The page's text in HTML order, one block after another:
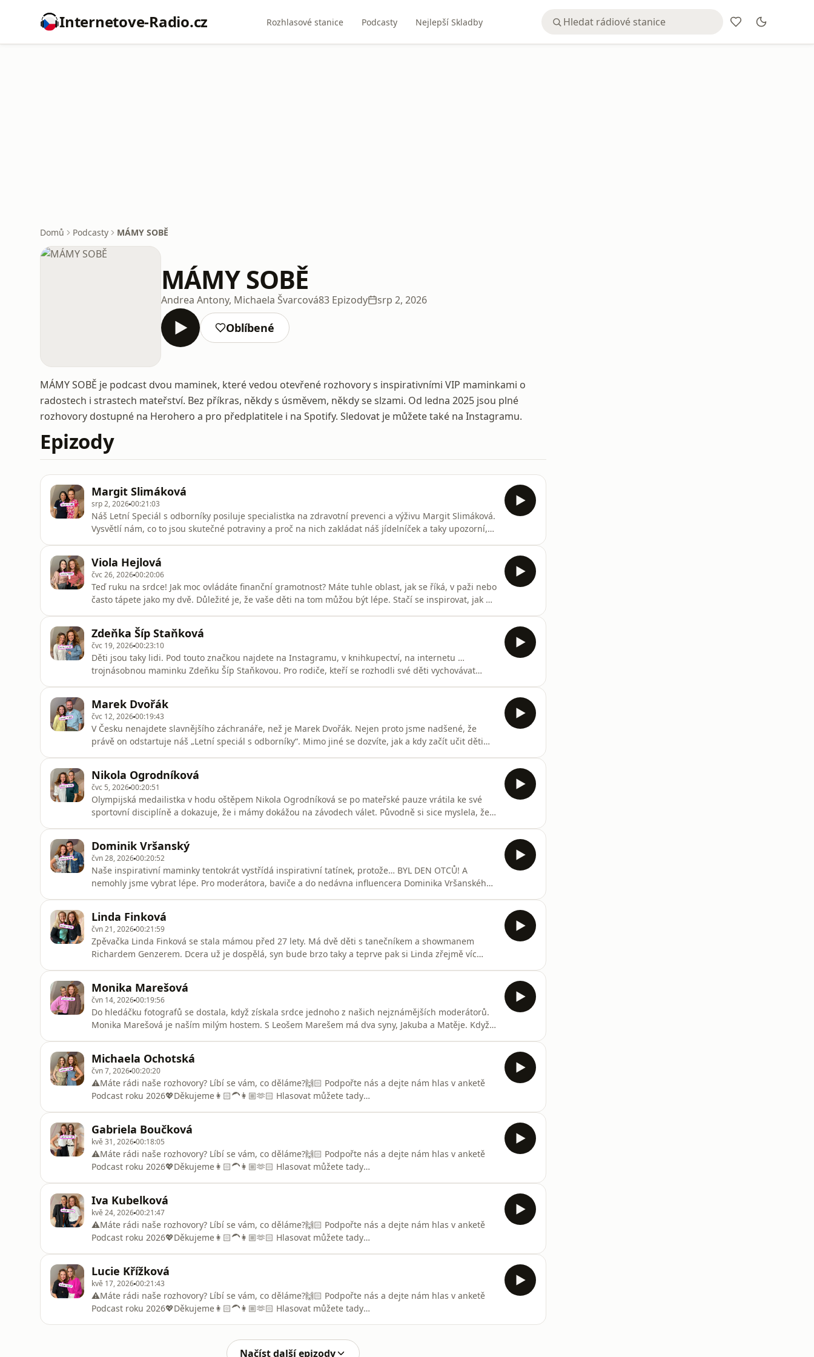
Internetove-Radio.cz Rozhlasové stanice Podcasty Nejlepší Skladby
Domů Podcasty MÁMY SOBĚ
MÁMY SOBĚ
Andrea Antony, Michaela Švarcová83 Epizody srp 2, 2026
Oblíbené
MÁMY SOBĚ je podcast dvou maminek, které vedou otevřené rozhovory s inspirativními VIP maminkami o
radostech i strastech mateřství. Bez příkras, někdy s úsměvem, někdy se slzami. Od ledna 2025 jsou plné
rozhovory dostupné na Herohero a pro předplatitele i na Spotify. Sledovat je můžete také na Instagramu.
Epizody
Margit Slimáková
srp 2, 202600:21:03
Náš Letní Speciál s odborníky posiluje specialistka na zdravotní prevenci a výživu Margit Slimáková.
Vysvětlí nám, co to jsou skutečné potraviny a proč na nich zakládat náš jídelníček a taky upozorní,
dost.
Viola Hejlová
čvc 26, 202600:20:06
Teď ruku na srdce! Jak moc ovládáte finanční gramotnost? Máte tuhle oblast, jak se říká, v paži nebo
často tápete jako my dvě. Důležité je, že vaše děti na tom můžou být lépe. Stačí se inspirovat, jak na
věnuje. Dozvíte se, kdy s dětmi začít mluvit o penězích a hlavně jak. Přinášíme několik praktick
Zdeňka Šíp Staňková
čvc 19, 202600:23:10
Děti jsou taky lidi. Pod touto značkou najdete na Instagramu, v knihkupectví, na internetu …
trojnásobnou maminku Zdeňku Šíp Staňkovou. Pro rodiče, kteří se rozhodli své děti vychovávat
prošlo vzdělávacími ins
Marek Dvořák
čvc 12, 202600:19:43
V Česku nenajdete slavnějšího záchranáře, než je Marek Dvořák. Nejen proto jsme nadšené, že
právě on odstartuje náš „Letní speciál s odborníky“. Mimo jiné se dozvíte, jak a kdy začít učit děti
Markovi jakož
Nikola Ogrodníková
čvc 5, 202600:20:51
Olympijská medailistka v hodu oštěpem Nikola Ogrodníková se po mateřské pauze vrátila ke své
sportovní disciplíně a dokazuje, že i mámy dokážou na závodech válet. Původně si sice myslela, že
nejen to za
Dominik Vršanský
čvn 28, 202600:20:52
Naše inspirativní maminky tentokrát vystřídá inspirativní tatínek, protože… BYL DEN OTCŮ! A
nemohly jsme vybrat lépe. Pro moderátora, baviče a do nedávna influencera Dominika Vršanského
narážel, proč by h
Linda Finková
čvn 21, 202600:21:59
Zpěvačka Linda Finková se stala mámou před 27 lety. Má dvě děti s tanečníkem a showmanem
Richardem Genzerem. Dcera už je dospělá, syn bude brzo taky a teprve pak si Linda zřejmě víc
důležitých momentů dětí, ale
Monika Marešová
čvn 14, 202600:19:56
Do hledáčku fotografů se dostala, když získala srdce jednoho z našich nejznámějších moderátorů.
Monika Marešová je naším milým hostem. S Leošem Marešem má dva syny, Jakuba a Matěje. Když
vnímaly děti
Michaela Ochotská
čvn 7, 202600:20:20
⚠️Máte rádi naše rozhovory? Líbí se vám, co děláme?🙌🏻 Podpořte nás a dejte nám hlas v anketě
Podcast roku 2026💖Děkujeme👩🏻‍🦱👩🏼🫶🏻 Hlasovat můžete tady
jedenáctiletého syna Andrého, kterého má s bývalým tenistou Lukášem Ro
Gabriela Boučková
kvě 31, 202600:18:05
⚠️Máte rádi naše rozhovory? Líbí se vám, co děláme?🙌🏻 Podpořte nás a dejte nám hlas v anketě
Podcast roku 2026💖Děkujeme👩🏻‍🦱👩🏼🫶🏻 Hlasovat můžete tady
zažívala před otěhotněním nebo i během a po porodu musela nejd
Iva Kubelková
kvě 24, 202600:21:47
⚠️Máte rádi naše rozhovory? Líbí se vám, co děláme?🙌🏻 Podpořte nás a dejte nám hlas v anketě
Podcast roku 2026💖Děkujeme👩🏻‍🦱👩🏼🫶🏻 Hlasovat můžete tady
hnízda vylétla jedna dcera a druhé je za rok osmnáct, tak má o
Lucie Křížková
kvě 17, 202600:21:43
⚠️Máte rádi naše rozhovory? Líbí se vám, co děláme?🙌🏻 Podpořte nás a dejte nám hlas v anketě
Podcast roku 2026💖Děkujeme👩🏻‍🦱👩🏼🫶🏻 Hlasovat můžete tady
jedno děťátko. Lucka během našeho rozhovoru prošla sebereflex
Načíst další epizody